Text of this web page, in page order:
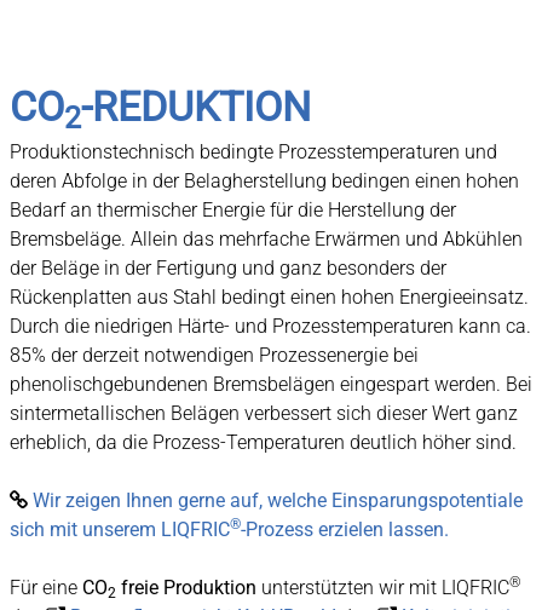
CO2-REDUKTION
Produktionstechnisch bedingte Prozesstemperaturen und
deren Abfolge in der Belagherstellung bedingen einen hohen
Bedarf an thermischer Energie für die Herstellung der
Bremsbeläge. Allein das mehrfache Erwärmen und Abkühlen
der Beläge in der Fertigung und ganz besonders der
Rückenplatten aus Stahl bedingt einen hohen Energieeinsatz.
Durch die niedrigen Härte- und Prozesstemperaturen kann ca.
85% der derzeit notwendigen Prozessenergie bei
phenolischgebundenen Bremsbelägen eingespart werden. Bei
sintermetallischen Belägen verbessert sich dieser Wert ganz
erheblich, da die Prozess-Temperaturen deutlich höher sind.
 Wir zeigen Ihnen gerne auf, welche Einsparungspotentiale
sich mit unserem LIQFRIC®-Prozess erzielen lassen.
Für eine CO2 freie Produktion unterstützten wir mit LIQFRIC®